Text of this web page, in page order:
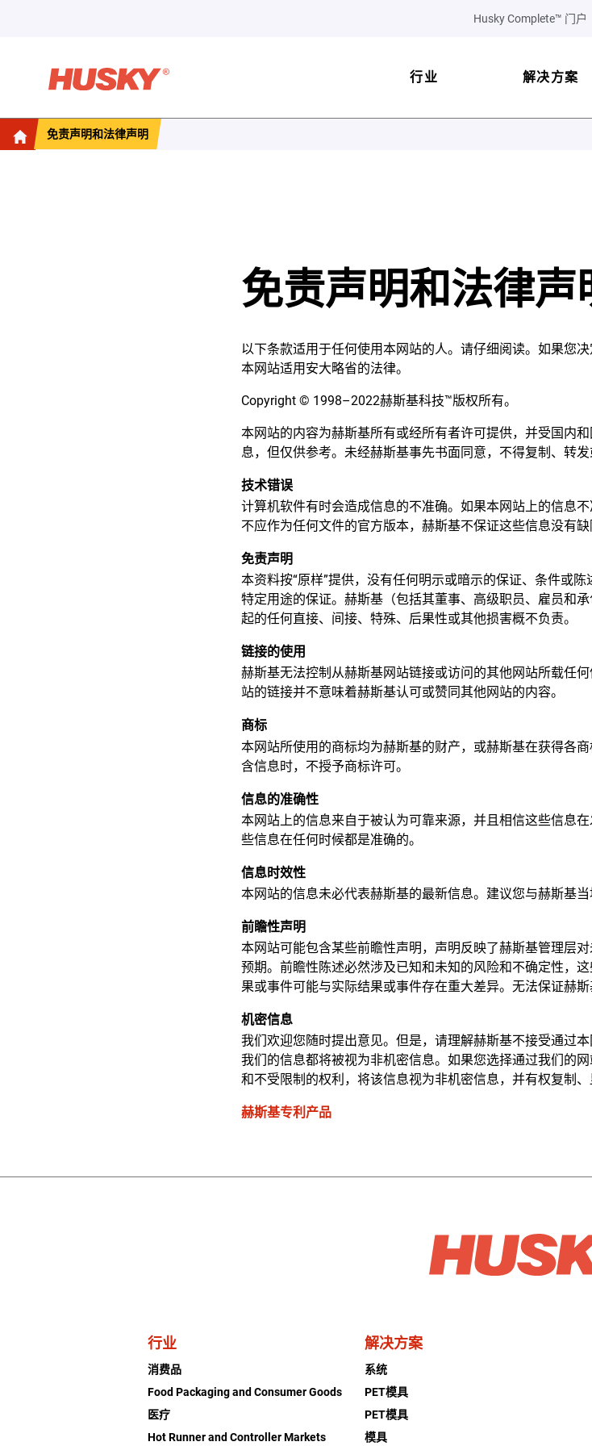
Husky Complete™ 门户
行业 解决方案
免责声明和法律声明
免责声明和法律声
以下条款适用于任何使用本网站的人。请仔细阅读。如果您
本网站适用安大略省的法律。
Copyright © 1998–2022赫斯基科技™版权所有。
本网站的内容为赫斯基所有或经所有者许可提供，并受国内
息，但仅供参考。未经赫斯基事先书面同意，不得复制、转发
技术错误
计算机软件有时会造成信息的不准确。如果本网站上的信息
不应作为任何文件的官方版本，赫斯基不保证这些信息没有缺
免责声明
本资料按“原样”提供，没有任何明示或暗示的保证、条件或
特定用途的保证。赫斯基（包括其董事、高级职员、雇员和
起的任何直接、间接、特殊、后果性或其他损害概不负责。
链接的使用
赫斯基无法控制从赫斯基网站链接或访问的其他网站所载任
站的链接并不意味着赫斯基认可或赞同其他网站的内容。
商标
本网站所使用的商标均为赫斯基的财产，或赫斯基在获得各
含信息时，不授予商标许可。
信息的准确性
本网站上的信息来自于被认为可靠来源，并且相信这些信息
些信息在任何时候都是准确的。
信息时效性
本网站的信息未必代表赫斯基的最新信息。建议您与赫斯基当
前瞻性声明
本网站可能包含某些前瞻性声明，声明反映了赫斯基管理层
预期。前瞻性陈述必然涉及已知和未知的风险和不确定性，
果或事件可能与实际结果或事件存在重大差异。无法保证赫斯
机密信息
我们欢迎您随时提出意见。但是，请理解赫斯基不接受通过
我们的信息都将被视为非机密信息。如果您选择通过我们的
和不受限制的权利，将该信息视为非机密信息，并有权复制
赫斯基专利产品
行业
消费品
Food Packaging and Consumer Goods
医疗
Hot Runner and Controller Markets
解决方案
系统
PET模具
PET模具
模具